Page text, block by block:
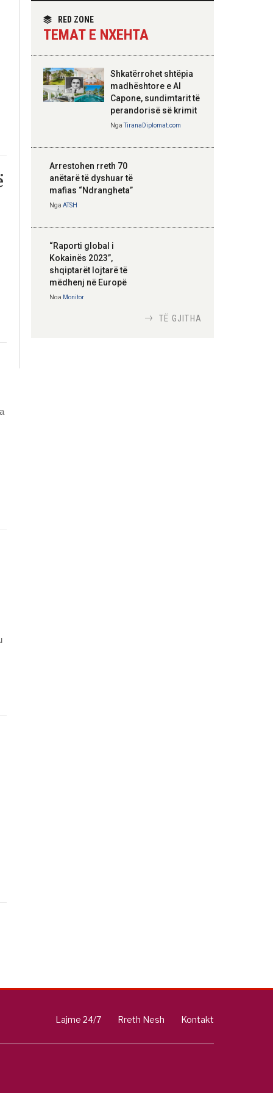
dypalësh
Hoxha takim me
zyrtarë të lartë të
DASH: Angazhim i
përbashkët për
strategjik
RED ZONE
TEMAT E NXEHTA
Shkatërrohet shtëpia
madhështore e Al
Capone, sundimtarit të
perandorisë së krimit
NgaTiranaDiplomat.com
Arrestohen rreth 70
anëtarë të dyshuar të
mafias “Ndrangheta”
Nga ATSH
“Raporti global i
Kokainës 2023”,
shqiptarët lojtarë të
mëdhenj në Europë
Nga Monitor
TË GJITHA
Lajme 24/7 Rreth Nesh Kontakt